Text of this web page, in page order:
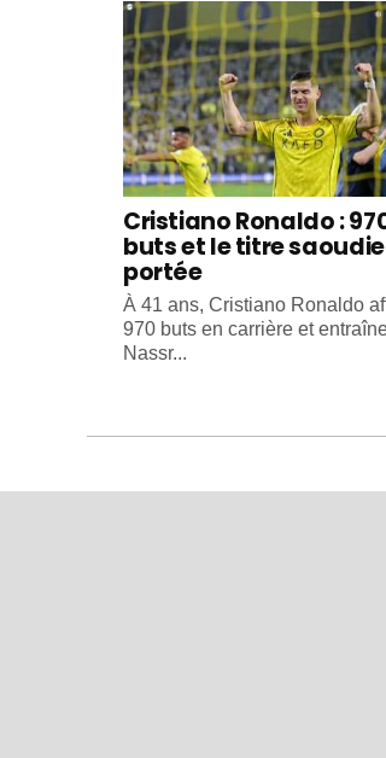
Cristiano Ronaldo :
buts et le titre
portée
À 41 ans, Cristiano Ronaldo
970 buts en carrière et entraîne
Nassr...